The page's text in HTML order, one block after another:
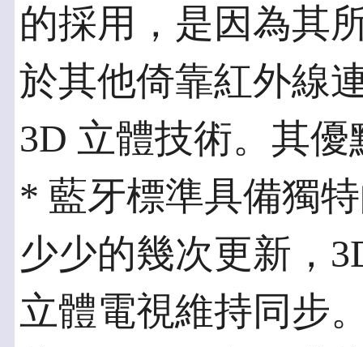
的採用，是因為其
於其他倚靠紅外線
3D 立體技術。其
* 藍牙標準具備獨
少少的幾次更新，
立體電視維持同步